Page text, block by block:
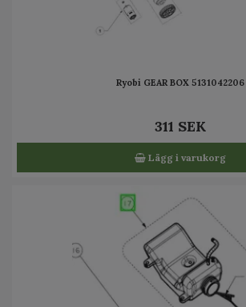
Ryobi GEAR BOX 5131042206
311 SEK
Lägg i varukorg